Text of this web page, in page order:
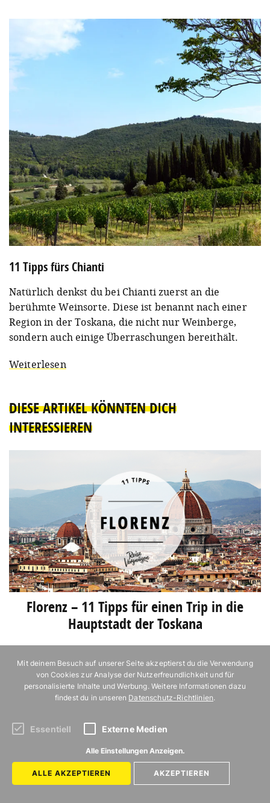
11 Tipps fürs Chianti
Natürlich denkst du bei Chianti zuerst an die
berühmte Weinsorte. Diese ist benannt nach einer
Region in der Toskana, die nicht nur Weinberge,
sondern auch einige Überraschungen bereithält.
Weiterlesen
DIESE ARTIKEL KÖNNTEN DICH
INTERESSIEREN
Florenz – 11 Tipps für einen Trip in die
Hauptstadt der Toskana
Die schönste Art, die kroatische
Inselwelt zu entdecken
48 Stunden in Berlin –
Hauptstadt-
Potsdamer Platz
Mit deinem Besuch auf unserer Seite akzeptierst du die Verwendung
von Cookies zur Analyse der Nutzerfreundlichkeit und für
personalisierte Inhalte und Werbung. Weitere Informationen dazu
findest du in unseren Datenschutz-Richtlinien.
Essentiell Externe Medien
Alle Einstellungen Anzeigen.
ALLE AKZEPTIEREN AKZEPTIEREN